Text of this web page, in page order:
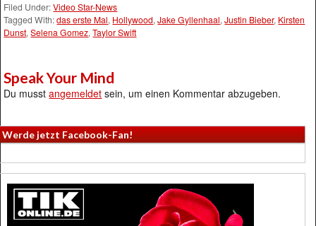
Filed Under:Video Star-News
Tagged With:das erste Mal, Hollywood,Jake Gyllenhaal,Justin Bieber, Kirsten
Dunst,Selena Gomez,Taylor Swift
Speak Your Mind
Du musstangemeldet sein, um einen Kommentar abzugeben.
Werde jetzt Facebook-Fan!